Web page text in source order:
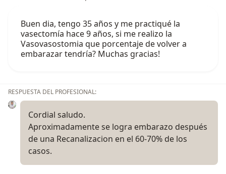
Buen dia, tengo 35 años y me practiqué la
vasectomía hace 9 años, si me realizo la
Vasovasostomia que porcentaje de volver a
embarazar tendría? Muchas gracias!
RESPUESTA DEL PROFESIONAL:
Cordial saludo.
Aproximadamente se logra embarazo después
de una Recanalizacion en el 60-70% de los
casos.